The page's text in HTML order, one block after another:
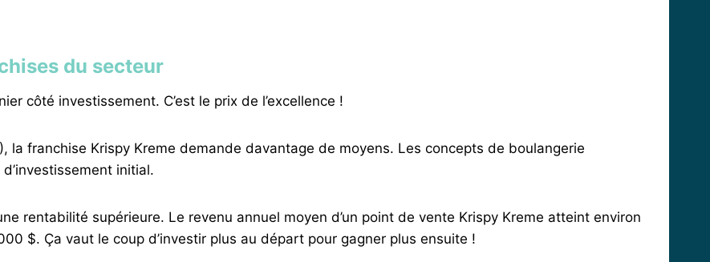
du secteur
côté investissement. C’est le prix de l’excellence !
la franchise Krispy Kreme demande davantage de moyens. Les concepts de boulangerie
initial.
rentabilité supérieure. Le revenu annuel moyen d’un point de vente Krispy Kreme atteint environ
$. Ça vaut le coup d’investir plus au départ pour gagner plus ensuite !